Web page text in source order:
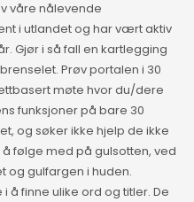
våre nålevende
i utlandet og har vært aktiv
Gjør i så fall en kartlegging
Prøv portalen i 30
møte hvor du/dere
funksjoner på bare 30
og søker ikke hjelp de ikke
følge med på gulsotten, ved
og gulfargen i huden.
å finne ulike ord og titler. De